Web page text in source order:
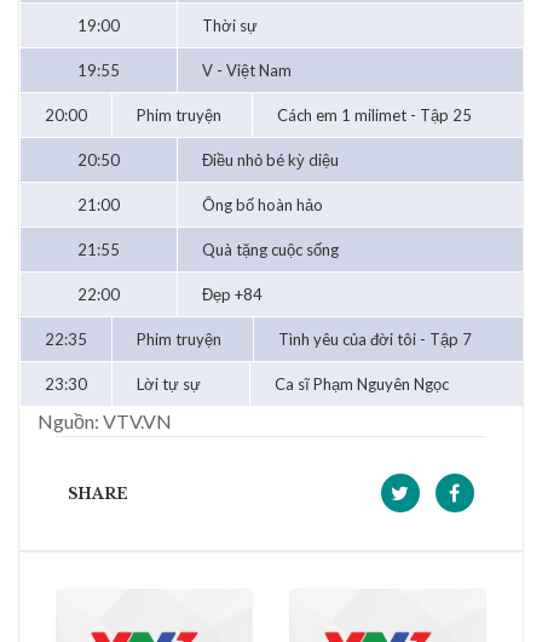
19:00 Thời sự
19:55 V - Việt Nam
20:00 Phim truyện Cách em 1 milimet - Tập 25
20:50 Điều nhỏ bé kỳ diệu
21:00 Ông bố hoàn hảo
21:55 Quà tặng cuộc sống
22:00 Đẹp +84
22:35 Phim truyện Tình yêu của đời tôi - Tập 7
23:30 Lời tự sự Ca sĩ Phạm Nguyên Ngọc
Nguồn: VTV.VN
SHARE